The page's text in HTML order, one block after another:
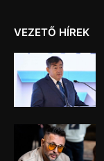
VEZETŐ HÍREK